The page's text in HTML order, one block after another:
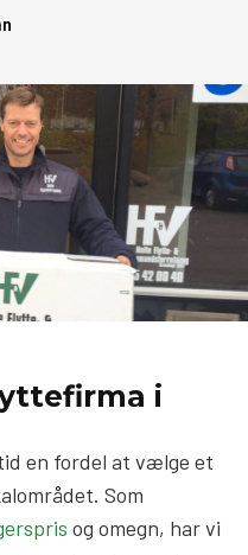
i
en fordel at vælge et
Som
og omegn, har vi